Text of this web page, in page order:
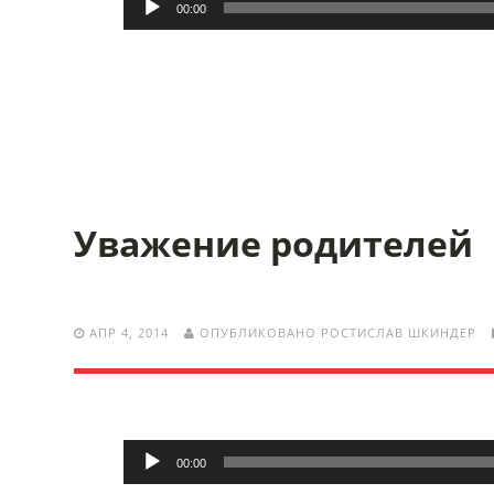
00:00
Уважение родителей
АПР 4, 2014 ОПУБЛИКОВАНО РОСТИСЛАВ ШКИНДЕР
Аудиоплеер
00:00